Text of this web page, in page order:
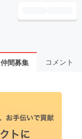
仲間募集 コメント